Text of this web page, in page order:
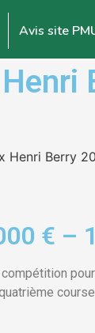
Avis site
€ –
compétition